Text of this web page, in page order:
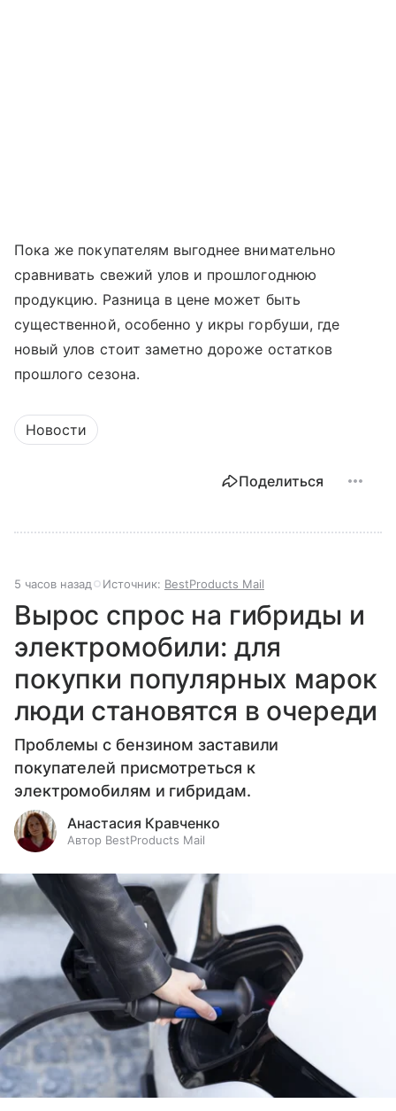
Пока же покупателям выгоднее внимательно
сравнивать свежий улов и прошлогоднюю
продукцию. Разница в цене может быть
существенной, особенно у икры горбуши, где
новый улов стоит заметно дороже остатков
прошлого сезона.
Новости
Поделиться
5 часов назад Источник: BestProducts Mail
Вырос спрос на гибриды и
электромобили: для
покупки популярных марок
люди становятся в очереди
Проблемы с бензином заставили
покупателей присмотреться к
электромобилям и гибридам.
Анастасия Кравченко
Автор BestProducts Mail